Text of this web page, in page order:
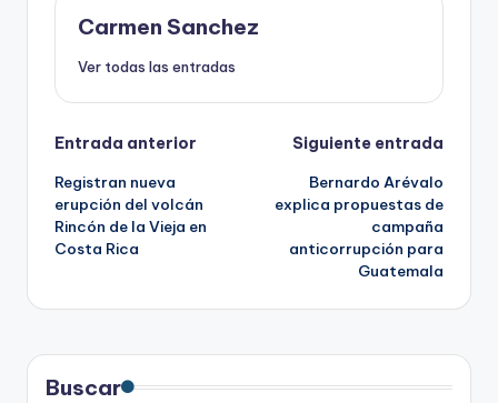
Carmen Sanchez
Ver todas las entradas
Navegación
de
entradas
Entrada anterior
Registran nueva
erupción del volcán
Rincón de la Vieja en
Costa Rica
Siguiente entrada
Bernardo Arévalo
explica propuestas de
campaña
anticorrupción para
Guatemala
Buscar